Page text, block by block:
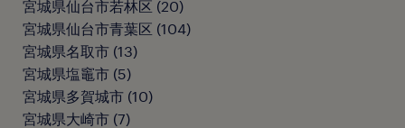
宮城県仙台市若林区 (20)
宮城県仙台市青葉区 (104)
宮城県名取市 (13)
宮城県塩竈市 (5)
宮城県多賀城市 (10)
宮城県大崎市 (7)